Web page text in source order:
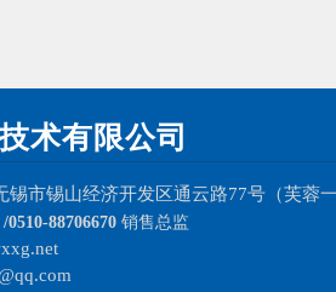
术有限公司
锡市锡山经济开发区通云路77号（芙蓉
0510-88706670 销售总监